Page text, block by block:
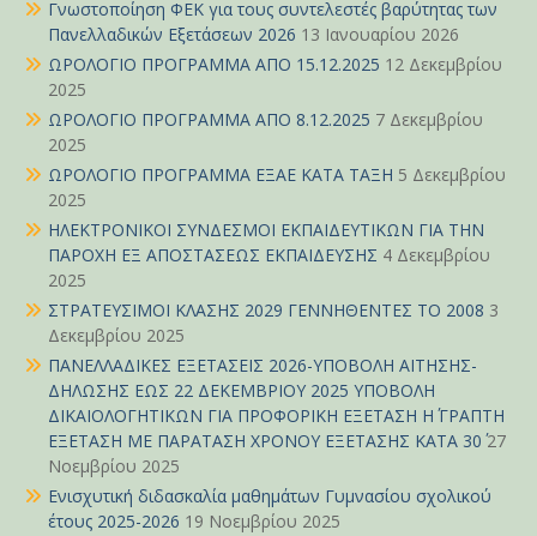
Γνωστοποίηση ΦΕΚ για τους συντελεστές βαρύτητας των
Πανελλαδικών Εξετάσεων 2026 13 Ιανουαρίου 2026
ΩΡΟΛΟΓΙΟ ΠΡΟΓΡΑΜΜΑ ΑΠΟ 15.12.2025 12 Δεκεμβρίου
2025
ΩΡΟΛΟΓΙΟ ΠΡΟΓΡΑΜΜΑ ΑΠΟ 8.12.2025 7 Δεκεμβρίου
2025
ΩΡΟΛΟΓΙΟ ΠΡΟΓΡΑΜΜΑ ΕΞΑΕ ΚΑΤΑ ΤΑΞΗ 5 Δεκεμβρίου
2025
ΗΛΕΚΤΡΟΝΙΚΟΙ ΣΥΝΔΕΣΜΟΙ ΕΚΠΑΙΔΕΥΤΙΚΩΝ ΓΙΑ ΤΗΝ
ΠΑΡΟΧΗ ΕΞ ΑΠΟΣΤΑΣΕΩΣ ΕΚΠΑΙΔΕΥΣΗΣ 4 Δεκεμβρίου
2025
ΣΤΡΑΤΕΥΣΙΜΟΙ ΚΛΑΣΗΣ 2029 ΓΕΝΝΗΘΕΝΤΕΣ ΤΟ 2008 3
Δεκεμβρίου 2025
ΠΑΝΕΛΛΑΔΙΚΕΣ ΕΞΕΤΑΣΕΙΣ 2026-ΥΠΟΒΟΛΗ ΑΙΤΗΣΗΣ-
ΔΗΛΩΣΗΣ ΕΩΣ 22 ΔΕΚΕΜΒΡΙΟΥ 2025 ΥΠΟΒΟΛΗ
ΔΙΚΑΙΟΛΟΓΗΤΙΚΩΝ ΓΙΑ ΠΡΟΦΟΡΙΚΗ ΕΞΕΤΑΣΗ Η΄ ΓΡΑΠΤΗ
ΕΞΕΤΑΣΗ ΜΕ ΠΑΡΑΤΑΣΗ ΧΡΟΝΟΥ ΕΞΕΤΑΣΗΣ ΚΑΤΑ 30΄ 27
Νοεμβρίου 2025
Ενισχυτική διδασκαλία μαθημάτων Γυμνασίου σχολικού
έτους 2025-2026 19 Νοεμβρίου 2025